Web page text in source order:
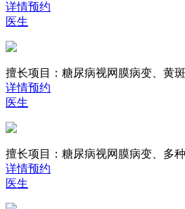
详情预约
医生
擅长项目： 糖尿病视网膜病变、黄
详情预约
医生
擅长项目： 糖尿病视网膜病变、多
详情预约
医生